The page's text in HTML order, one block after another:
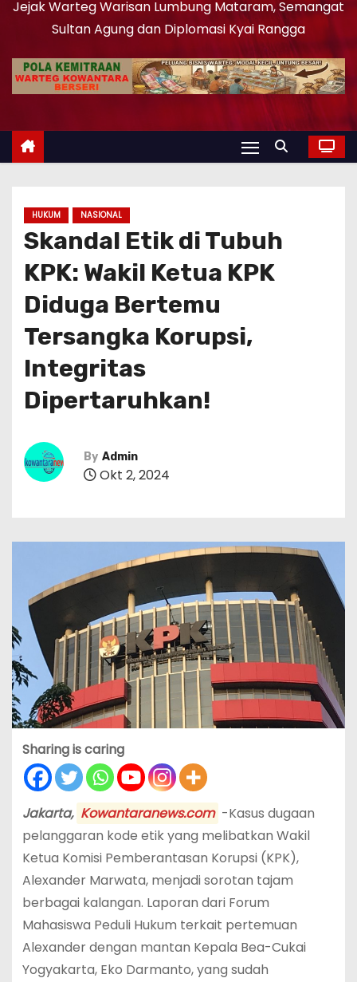
Jejak Warteg Warisan Lumbung Mataram, Semangat
Sultan Agung dan Diplomasi Kyai Rangga
HUKUM NASIONAL
Skandal Etik di Tubuh
KPK: Wakil Ketua KPK
Diduga Bertemu
Tersangka Korupsi,
Integritas
Dipertaruhkan!
By Admin
Okt 2, 2024
Sharing is caring
Jakarta, Kowantaranews.com -Kasus dugaan
pelanggaran kode etik yang melibatkan Wakil
Ketua Komisi Pemberantasan Korupsi (KPK),
Alexander Marwata, menjadi sorotan tajam
berbagai kalangan. Laporan dari Forum
Mahasiswa Peduli Hukum terkait pertemuan
Alexander dengan mantan Kepala Bea-Cukai
Yogyakarta, Eko Darmanto, yang sudah